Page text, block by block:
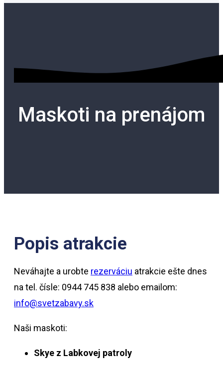
Maskoti na prenájom
Popis atrakcie
Neváhajte a urobte rezerváciu atrakcie ešte dnes
na tel. čísle: 0944 745 838 alebo emailom:
info@svetzabavy.sk
Naši maskoti:
Skye z Labkovej patroly